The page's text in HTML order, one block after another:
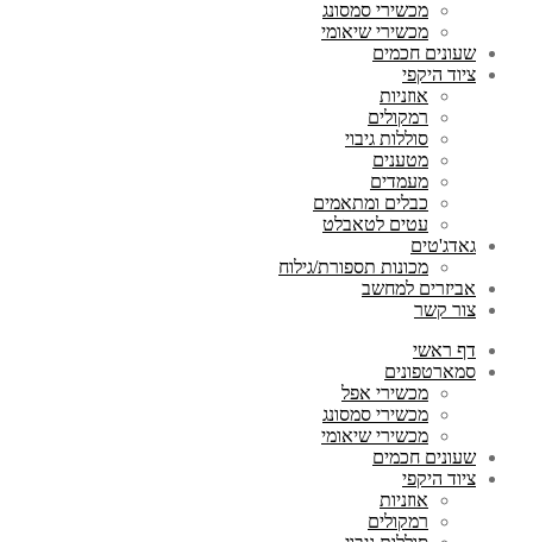
מכשירי סמסונג
מכשירי שיאומי
שעונים חכמים
ציוד היקפי
אוזניות
רמקולים
סוללות גיבוי
מטענים
מעמדים
כבלים ומתאמים
עטים לטאבלט
גאדג'טים
מכונות תספורת/גילוח
אביזרים למחשב
צור קשר
דף ראשי
סמארטפונים
מכשירי אפל
מכשירי סמסונג
מכשירי שיאומי
שעונים חכמים
ציוד היקפי
אוזניות
רמקולים